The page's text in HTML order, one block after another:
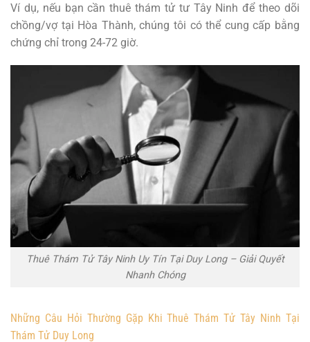
Ví dụ, nếu bạn cần thuê thám tử tư Tây Ninh để theo dõi
chồng/vợ tại Hòa Thành, chúng tôi có thể cung cấp bằng
chứng chỉ trong 24-72 giờ.
Thuê Thám Tử Tây Ninh Uy Tín Tại Duy Long – Giải Quyết
Nhanh Chóng
Những Câu Hỏi Thường Gặp Khi Thuê Thám Tử Tây Ninh Tại
Thám Tử Duy Long